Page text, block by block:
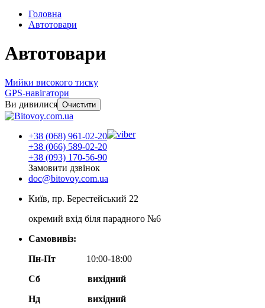
Головна
Автотовари
Автотовари
Мийки високого тиску
GPS-навігатори
Ви дивилися Очистити
+38 (068) 961-02-20
+38 (066) 589-02-20
+38 (093) 170-56-90
Замовити дзвінок
doc@bitovoy.com.ua
Київ, пр. Берестейський 22
окремий вхід біля парадного №6
Самовивіз:
Пн-Пт
10:00-18:00
Сб
вихідний
Нд
вихідний